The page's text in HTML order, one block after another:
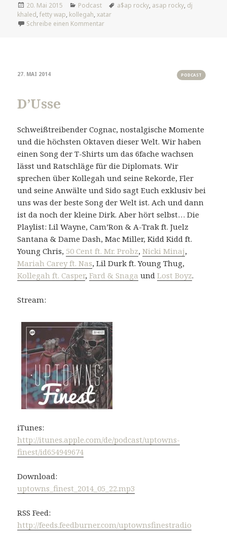
Veröffentlicht
am
20. Mai 2015 Kategorien
Podcast Tags
a$ap rocky, asap rocky, dj
khaled,fetty wap, kollegah,xatar
Schreibe einen Kommentarzu #372: Everyday
27. MAI 2014 PODCAST
D’Usse
Schweißtreibender Cognac, nostalgische Momente
und die höchsten Oktaven dieser Welt. Wir haben
einen Song der T-Shirts um das 6fache wachsen
lässt und Ratschläge für die Diplomats. Wir
sprechen über Kollegah und seine Rekorde, Fler
und seine Anwälte und Sido sagt Euch exklusiv bei
uns was der beste Song der Welt ist. Ach und dann
ist da noch der kleine Dirk. Aber hört selbst… Die
Playlist: Lil Wayne, Cam’Ron & A-Trak ft. Juelz
Santana & Dame Dash, Mac Miller, Kidd Kidd ft.
Young Chris, 50 Cent ft. Mr. Probz,Nicki Minaj,
Mariah Carey ft. Nas, Lil Durk ft. Young Thug,
Kollegah ft. Casper,Fard & Snaga undLost Boyz.
Stream:
iTunes:
http://itunes.apple.com/de/podcast/uptowns-
finest/id654949674
Download:
uptowns_finest_2014_05_22.mp3
RSS Feed:
http://feeds.feedburner.com/uptownsfinestradio